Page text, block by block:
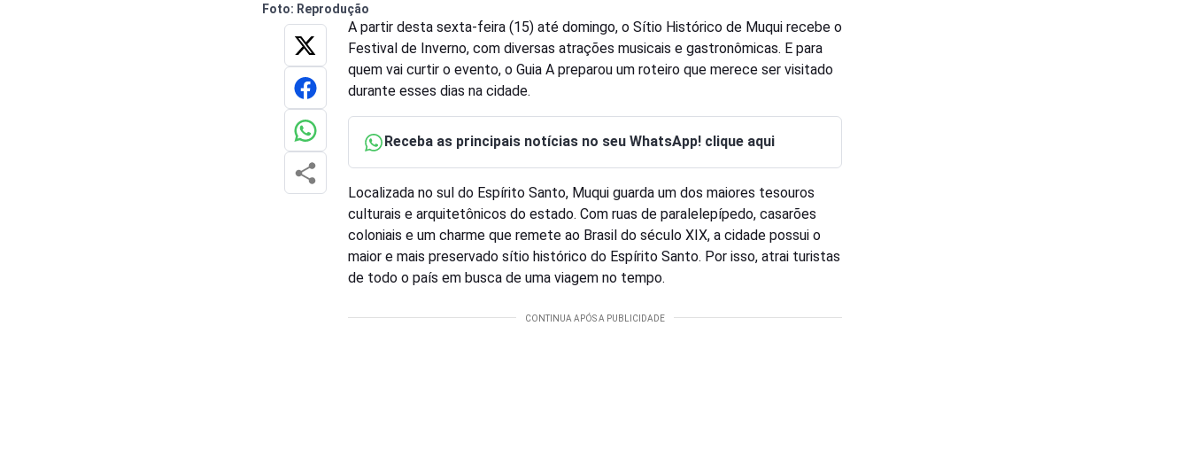
Foto: Reprodução
A partir desta sexta-feira (15) até domingo, o Sítio Histórico de Muqui recebe o
Festival de Inverno, com diversas atrações musicais e gastronômicas. E para
quem vai curtir o evento, o Guia A preparou um roteiro que merece ser visitado
durante esses dias na cidade.
Receba as principais notícias no seu WhatsApp! clique aqui
Localizada no sul do Espírito Santo, Muqui guarda um dos maiores tesouros
culturais e arquitetônicos do estado. Com ruas de paralelepípedo, casarões
coloniais e um charme que remete ao Brasil do século XIX, a cidade possui o
maior e mais preservado sítio histórico do Espírito Santo. Por isso, atrai turistas
de todo o país em busca de uma viagem no tempo.